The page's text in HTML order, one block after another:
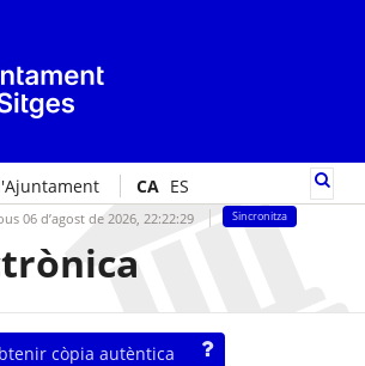
CA ES
06 d’agost de 2026, 22:22:29 Sincronitza
còpia autèntica